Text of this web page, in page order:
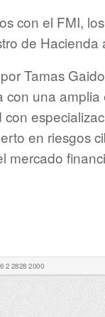
con el FMI,
de
Tamas
una
en riesgos
mercado
2 2828 2000